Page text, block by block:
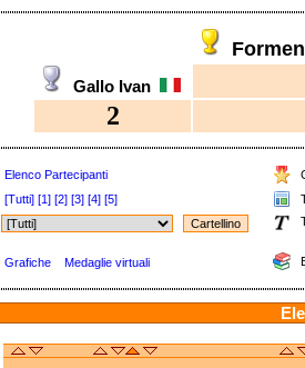
Gallo Ivan
2
Elenco Partecipanti
[Tutti] [1] [2] [3] [4] [5]
Grafiche Medaglie virtuali